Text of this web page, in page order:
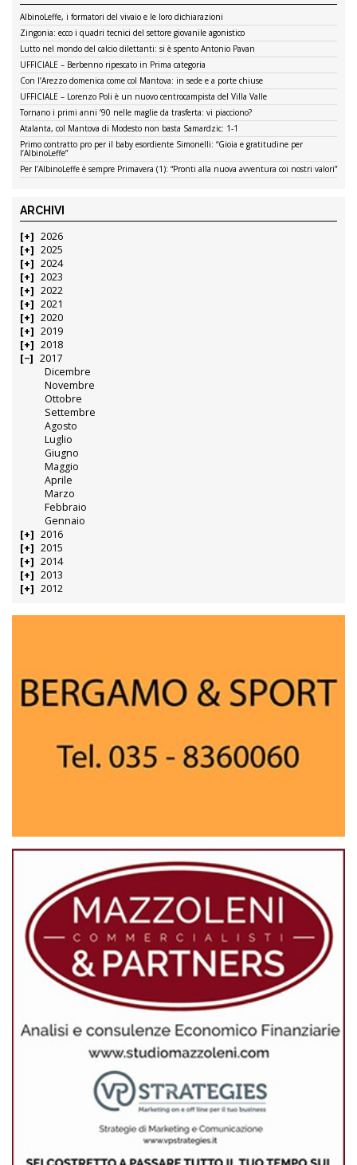
AlbinoLeffe, i formatori del vivaio e le loro dichiarazioni
Zingonia: ecco i quadri tecnici del settore giovanile agonistico
Lutto nel mondo del calcio dilettanti: si è spento Antonio Pavan
UFFICIALE – Berbenno ripescato in Prima categoria
Con l’Arezzo domenica come col Mantova: in sede e a porte chiuse
UFFICIALE – Lorenzo Poli è un nuovo centrocampista del Villa Valle
Tornano i primi anni ’90 nelle maglie da trasferta: vi piacciono?
Atalanta, col Mantova di Modesto non basta Samardzic: 1-1
Primo contratto pro per il baby esordiente Simonelli: “Gioia e gratitudine per
l’AlbinoLeffe”
Per l’AlbinoLeffe è sempre Primavera (1): “Pronti alla nuova avventura coi nostri valori”
ARCHIVI
2026
2025
2024
2023
2022
2021
2020
2019
2018
2017
Dicembre
Novembre
Ottobre
Settembre
Agosto
Luglio
Giugno
Maggio
Aprile
Marzo
Febbraio
Gennaio
2016
2015
2014
2013
2012